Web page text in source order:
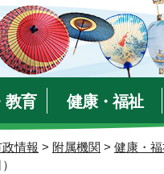
教育 健康・福祉
情報 > 附属機関 > 健康・福